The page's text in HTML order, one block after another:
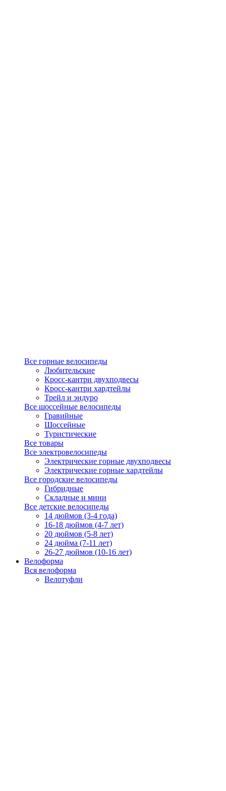
Все горные велосипеды
Любительские
Кросс-кантри двухподвесы
Кросс-кантри хардтейлы
Трейл и эндуро
Все шоссейные велосипеды
Гравийные
Шоссейные
Туристические
Все товары
Все электровелосипеды
Электрические горные двухподвесы
Электрические горные хардтейлы
Все городские велосипеды
Гибридные
Складные и мини
Все детские велосипеды
14 дюймов (3-4 года)
16-18 дюймов (4-7 лет)
20 дюймов (5-8 лет)
24 дюйма (7-11 лет)
26-27 дюймов (10-16 лет)
Велоформа
Вся велоформа
Велотуфли